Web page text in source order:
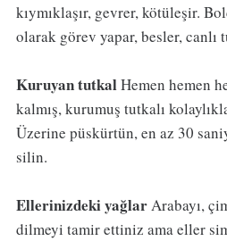
kıymıklaşır, gevrer, kötüleşir.
olarak görev yapar, besler, canlı
Kuruyan tutkalHemen hemen
kalmış, kurumuş tutkalı
Üzerine püskürtün, en az 30
silin.
Ellerinizdeki yağlarArabayı,
dilmeyi tamir ettiniz ama eller